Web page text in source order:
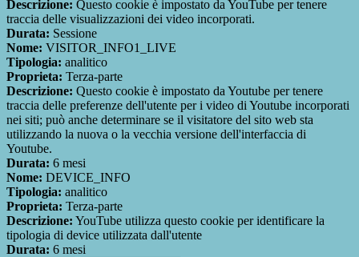
Descrizione: Questo cookie è impostato da YouTube per tenere
traccia delle visualizzazioni dei video incorporati.
Durata: Sessione
Nome: VISITOR_INFO1_LIVE
Tipologia: analitico
Proprieta: Terza-parte
Descrizione: Questo cookie è impostato da Youtube per tenere
traccia delle preferenze dell'utente per i video di Youtube incorporati
nei siti; può anche determinare se il visitatore del sito web sta
utilizzando la nuova o la vecchia versione dell'interfaccia di
Youtube.
Durata: 6 mesi
Nome: DEVICE_INFO
Tipologia: analitico
Proprieta: Terza-parte
Descrizione: YouTube utilizza questo cookie per identificare la
tipologia di device utilizzata dall'utente
Durata: 6 mesi